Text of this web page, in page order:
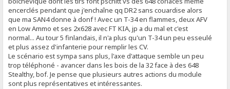
encerclés pendant que j'enchaîne qq DR2 sans couardise alors
que ma SAN4 donne à donf ! Avec un T-34 en flammes, deux AFV
en Low Ammo et ses 2x628 avec FT KIA, jp a du mal et c'est
normal... Au tour 5 finlandais, il n'a plus qu'un T-34 un peu esseulé
et plus assez d'infanterie pour remplir les CV.
Le scénario est sympa sans plus, l'axe d'attaque semble un peu
trop téléphoné - avancer dans les bois de la 32 face à des 648
Stealthy, bof. Je pense que plusieurs autres actions du module
sont plus représentatives et intéressantes.